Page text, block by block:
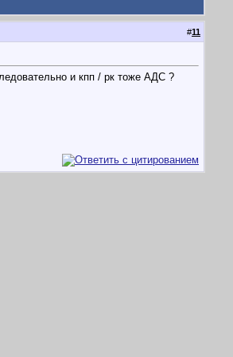
#11
и кпп / рк тоже АДС ?